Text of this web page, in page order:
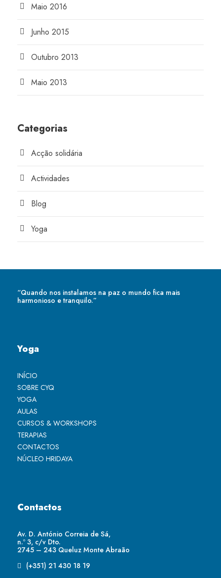
Maio 2016
Junho 2015
Outubro 2013
Maio 2013
Categorias
Acção solidária
Actividades
Blog
Yoga
“Quando nos instalamos na paz o mundo fica mais
harmonioso e tranquilo.”
Yoga
INÍCIO
SOBRE CYQ
YOGA
AULAS
CURSOS & WORKSHOPS
TERAPIAS
CONTACTOS
NÚCLEO HRIDAYA
Contactos
Av. D. António Correia de Sá,
n.º 3, c/v Dto.
2745 – 243 Queluz Monte Abraão
(+351) 21 430 18 19